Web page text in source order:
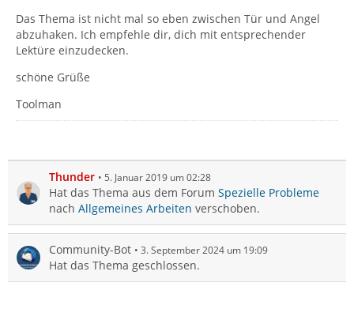
Das Thema ist nicht mal so eben zwischen Tür und Angel
abzuhaken. Ich empfehle dir, dich mit entsprechender
Lektüre einzudecken.
schöne Grüße
Toolman
Thunder 5. Januar 2019 um 02:28
Hat das Thema aus dem Forum Spezielle Probleme
nach Allgemeines Arbeiten verschoben.
Community-Bot 3. September 2024 um 19:09
Hat das Thema geschlossen.